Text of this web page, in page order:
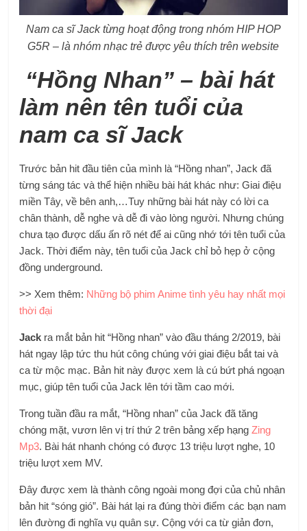
Nam ca sĩ Jack từng hoạt động trong nhóm HIP HOP
G5R – là nhóm nhạc trẻ được yêu thích trên website
“Hồng Nhan” – bài hát
làm nên tên tuổi của
nam ca sĩ Jack
Trước bản hit đầu tiên của mình là “Hồng nhan”, Jack đã
từng sáng tác và thể hiện nhiều bài hát khác như: Giai điệu
miền Tây, về bên anh,…Tuy những bài hát này có lời ca
chân thành, dễ nghe và dễ đi vào lòng người. Nhưng chúng
chưa tạo được dấu ấn rõ nét để ai cũng nhớ tới tên tuổi của
Jack. Thời điểm này, tên tuổi của Jack chỉ bỏ hẹp ở cộng
đồng underground.
>> Xem thêm: Những bộ phim Anime tình yêu hay nhất mọi
thời đại
Jack ra mắt bản hit “Hồng nhan” vào đầu tháng 2/2019, bài
hát ngay lập tức thu hút công chúng với giai điệu bắt tai và
ca từ mộc mạc. Bản hit này được xem là cú bứt phá ngoạn
mục, giúp tên tuổi của Jack lên tới tầm cao mới.
Trong tuần đầu ra mắt, “Hồng nhan” của Jack đã tăng
chóng mặt, vươn lên vị trí thứ 2 trên bảng xếp hạngZing
Mp3. Bài hát nhanh chóng có được 13 triệu lượt nghe, 10
triệu lượt xem MV.
Đây được xem là thành công ngoài mong đợi của chủ nhân
bản hit “sóng gió”. Bài hát lại ra đúng thời điểm các bạn nam
lên đường đi nghĩa vụ quân sự. Cộng với ca từ giản đơn,